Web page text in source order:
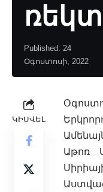
Published: 24
Օգոստոսի, 2022
ԿԻՍՎԵԼ
Աթոռ